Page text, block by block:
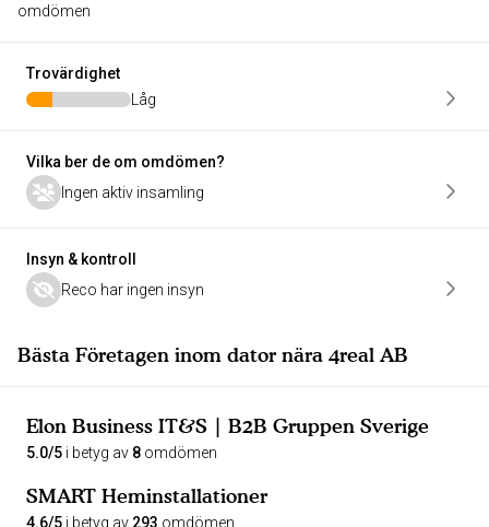
omdömen
Trovärdighet
Låg
Vilka ber de om omdömen?
Ingen aktiv insamling
Insyn & kontroll
Reco har ingen insyn
Bästa Företagen inom dator nära 4real AB
Elon Business IT&S | B2B Gruppen Sverige
5.0/5 i betyg av 8 omdömen
SMART Heminstallationer
4.6/5 i betyg av 293 omdömen